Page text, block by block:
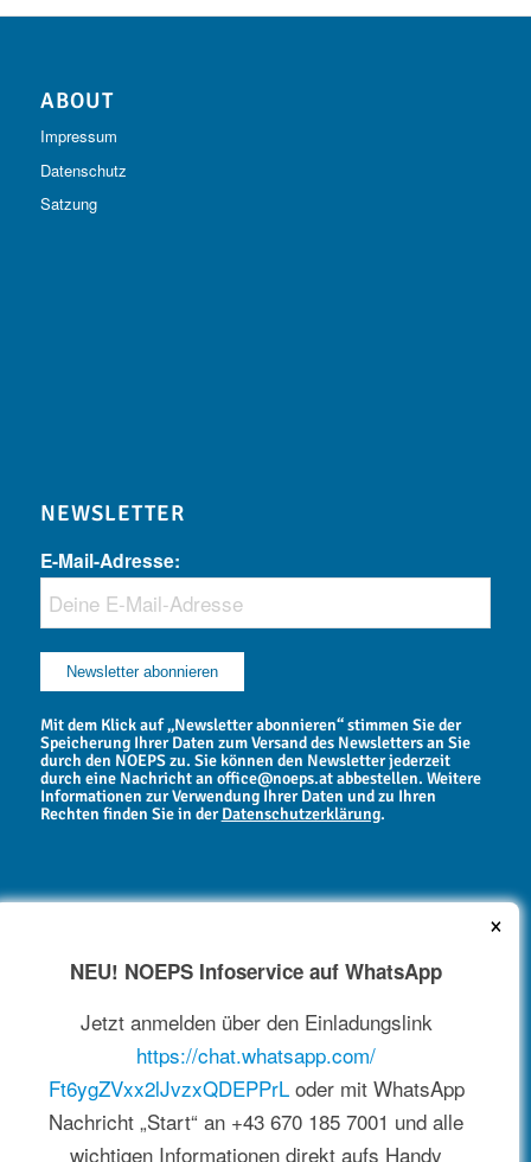
ABOUT
Impressum
Datenschutz
Satzung
NEWSLETTER
E-Mail-Adresse:
Mit dem Klick auf „Newsletter abonnieren“ stimmen Sie der
Speicherung Ihrer Daten zum Versand des Newsletters an Sie
durch den NOEPS zu. Sie können den Newsletter jederzeit
durch eine Nachricht an office@noeps.at abbestellen. Weitere
Informationen zur Verwendung Ihrer Daten und zu Ihren
Rechten finden Sie in derDatenschutzerklärung.
NEWSARCHIV
×
NEU! NOEPS Infoservice auf WhatsApp
Jetzt anmelden über den Einladungslink
https://chat.whatsapp.com/
Ft6ygZVxx2lJvzxQDEPPrLoder mit WhatsApp
Nachricht „Start“ an +43 670 185 7001 und alle
wichtigen Informationen direkt aufs Handy